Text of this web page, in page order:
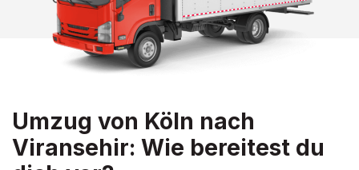
Umzug von Köln nach
Viransehir: Wie bereitest du